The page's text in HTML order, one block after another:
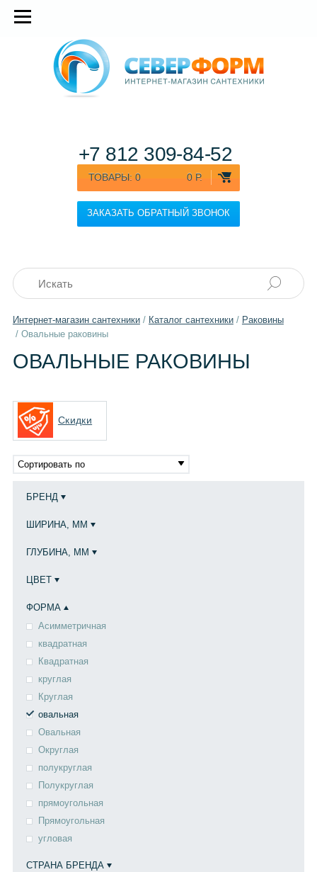
ТОВАРЫ: 0 0 Р.
ЗАКАЗАТЬ ОБРАТНЫЙ ЗВОНОК
+7 812 309-84-52
Интернет-магазин сантехники/ Каталог сантехники/ Раковины
/ Овальные раковины
ОВАЛЬНЫЕ РАКОВИНЫ
Скидки
Сортировать по
БРЕНД
ШИРИНА, ММ
ГЛУБИНА, ММ
ЦВЕТ
ФОРМА
Асимметричная
квадратная
Квадратная
круглая
Круглая
овальная
Овальная
Округлая
полукруглая
Полукруглая
прямоугольная
Прямоугольная
угловая
СТРАНА БРЕНДА